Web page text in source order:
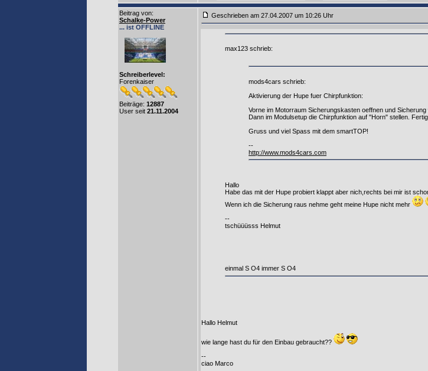
Beitrag von:
Schalke-Power
... ist OFFLINE
Schreiberlevel:
Forenkaiser
Beiträge: 12887
User seit 21.11.2004
Geschrieben am 27.04.2007 um 10:26 Uhr
max123 schrieb:
mods4cars schrieb:
Aktivierung der Hupe fuer Chirpfunktion:
Vorne im Motorraum Sicherungskasten oeffnen und
Dann im Modulsetup die Chirpfunktion auf "Horn" stellen. Fertig.
Gruss und viel Spass mit dem smartTOP!
--
http://www.mods4cars.com
Hallo
Habe das mit der Hupe probiert klappt aber nich,rechts bei mir ist
Wenn ich die Sicherung raus nehme geht meine Hupe nicht mehr
--
tschüüüsss Helmut
einmal S O4 immer S O4
Hallo Helmut
wie lange hast du für den Einbau gebraucht??
--
ciao Marco